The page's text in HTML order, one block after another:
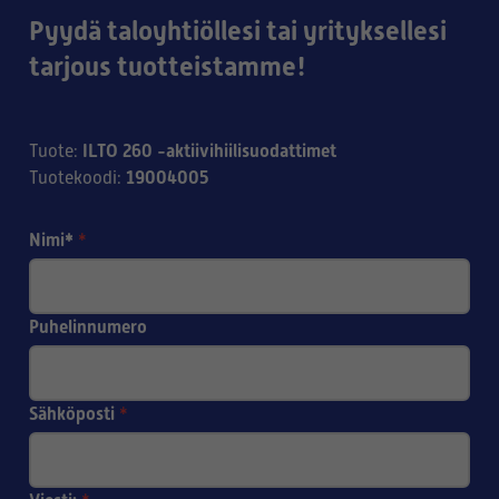
Pyydä taloyhtiöllesi tai yrityksellesi
tarjous tuotteistamme!
Tuote: ILTO 260 -aktiivihiilisuodattimet
Tuotekoodi: 19004005
Nimi* *
Puhelinnumero
Sähköposti *